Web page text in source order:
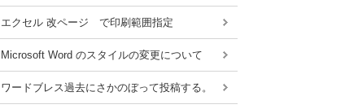
エクセル 改ページ で印刷範囲指定
Microsoft Word のスタイルの変更について
ワードブレス過去にさかのぼって投稿する。